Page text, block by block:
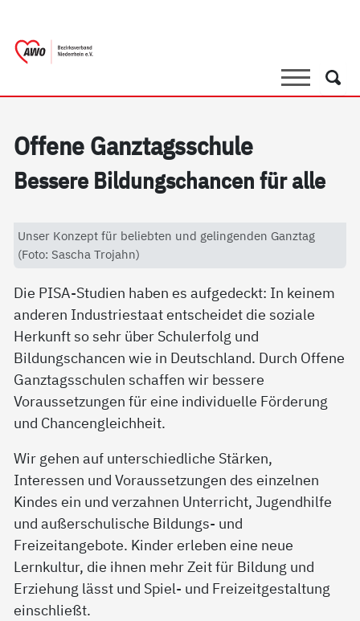
SucheSuche
Of­fe­ne Ganz­tags­schu­le
Bes­se­re Bil­dung­s­chan­cen für al­le
Unser Konzept für beliebten und gelingenden Ganztag
(Foto: Sascha Trojahn)
Die PISA-Studien haben es aufgedeckt: In keinem
anderen Industriestaat entscheidet die soziale
Herkunft so sehr über Schulerfolg und
Bildungschancen wie in Deutschland. Durch Offene
Ganztagsschulen schaffen wir bessere
Voraussetzungen für eine individuelle Förderung
und Chancengleichheit.
Wir gehen auf unterschiedliche Stärken,
Interessen und Voraussetzungen des einzelnen
Kindes ein und verzahnen Unterricht, Jugendhilfe
und außerschulische Bildungs- und
Freizeitangebote. Kinder erleben eine neue
Lernkultur, die ihnen mehr Zeit für Bildung und
Erziehung lässt und Spiel- und Freizeitgestaltung
einschließt.